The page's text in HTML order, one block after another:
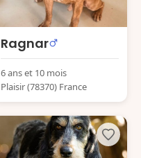
Ragnar
6 ans et 10 mois
Plaisir (78370) France